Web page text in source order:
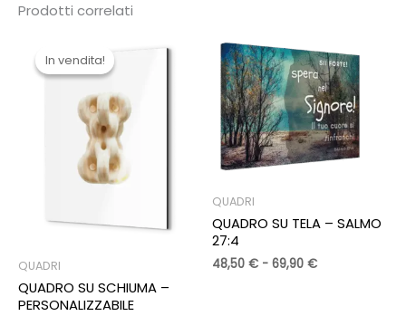
Prodotti correlati
In vendita!
In vendita!
QUADRI
QUADRO SU SCHIUMA –
PERSONALIZZABILE
QUADRI
QUADRO SU TELA – SALMO
27:4
48,50 € - 69,90 €Fascia